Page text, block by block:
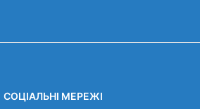
СОЦІАЛЬНІ МЕРЕЖІ